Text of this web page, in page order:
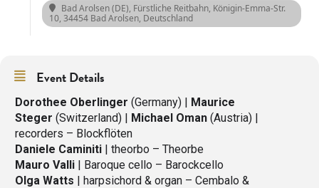
Bad Arolsen (DE), Fürstliche Reitbahn, Königin-Emma-Str.
10, 34454 Bad Arolsen, Deutschland
Event Details
Dorothee Oberlinger (Germany) | Maurice
Steger (Switzerland) | Michael Oman (Austria) |
recorders – Blockflöten
Daniele Caminiti | theorbo – Theorbe
Mauro Valli | Baroque cello – Barockcello
Olga Watts | harpsichord & organ – Cembalo &